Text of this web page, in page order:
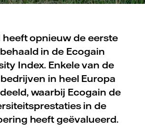
heeft opnieuw de eerste
in de Ecogain
Index. Enkele van de
in heel Europa
waarbij Ecogain de
in de
heeft geëvalueerd.